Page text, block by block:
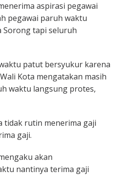
aspirasi pegawai
pegawai paruh waktu
Sorong tapi seluruh
patut bersyukur karena
Kota mengatakan masih
waktu langsung protes,
tidak rutin menerima gaji
gaji.
akan
nantinya terima gaji